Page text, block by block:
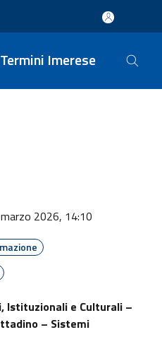
Imerese
2026, 14:10
Istituzionali e Culturali –
– Sistemi